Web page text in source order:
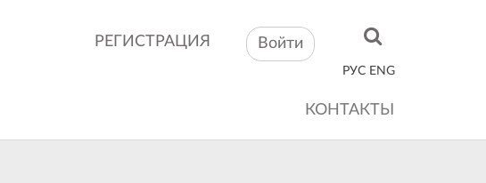
РЕГИСТРАЦИЯ Войти
РУС ENG
КОНТАКТЫ